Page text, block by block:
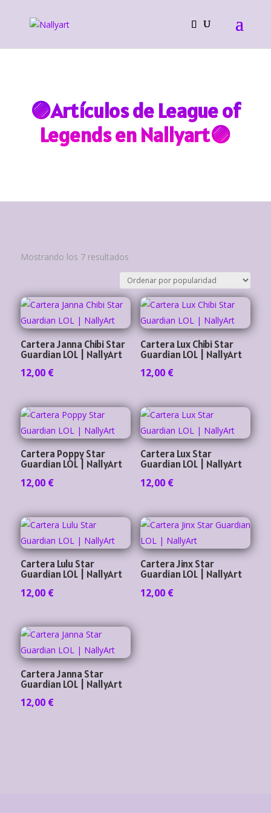
🟣Artículos de League of
Legends en Nallyart🟣
Mostrando los 7 resultadosOrdenado
por
popularidad
Cartera Janna Chibi Star
Guardian LOL | NallyArt
12,00 €
Cartera Lux Chibi Star
Guardian LOL | NallyArt
12,00 €
Cartera Poppy Star
Guardian LOL | NallyArt
12,00 €
Cartera Lux Star
Guardian LOL | NallyArt
12,00 €
Cartera Lulu Star
Guardian LOL | NallyArt
12,00 €
Cartera Jinx Star
Guardian LOL | NallyArt
12,00 €
Cartera Janna Star
Guardian LOL | NallyArt
12,00 €